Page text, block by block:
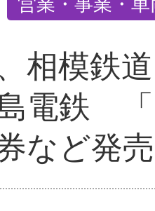
相模鉄
電鉄
など発売